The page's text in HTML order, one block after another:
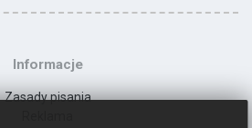
Informacje
Zasady pisania